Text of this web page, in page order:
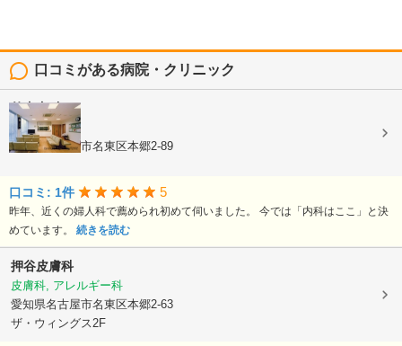
口コミがある病院・クリニック
竹内内科
内科, 小児科
愛知県名古屋市名東区本郷2-89
口コミ: 1件 5
昨年、近くの婦人科で薦められ初めて伺いました。 今では「内科はここ」と決
めています。 続きを読む
押谷皮膚科
皮膚科, アレルギー科
愛知県名古屋市名東区本郷2-63
ザ・ウィングス2F